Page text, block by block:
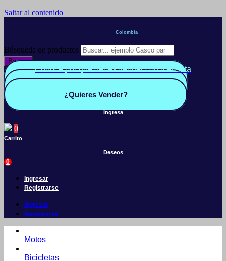
Saltar al contenido
Colombia
Búsqueda de productos
Buscar
Conoce por qué debes vender con mercleta
Quiero Vender
¿Quieres Vender?
Ingresa
0
Carrito
Deseos
0
Ingresar
Registrarse
Ingresar
Registrarse
Motos
Bicicletas